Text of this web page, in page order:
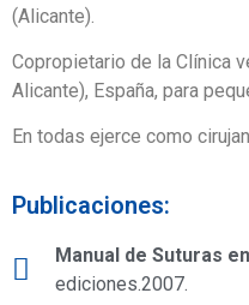
(Alicante).
Copropietario de la Clínica
Alicante), España, para
En todas ejerce como
Publicaciones:
Manual de Suturas
ediciones.2007.